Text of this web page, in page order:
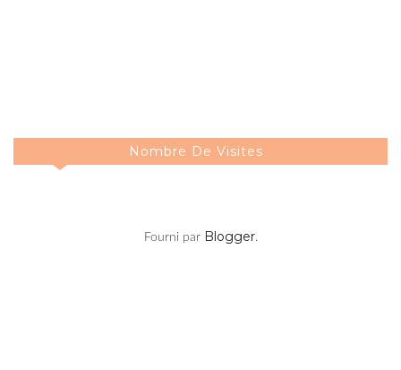
Nombre De Visites
Fourni par Blogger.